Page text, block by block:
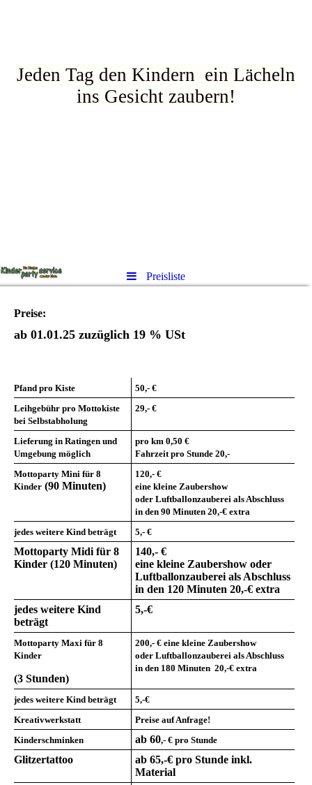
Jeden Tag den Kindern ein Lächeln
ins Gesicht zaubern!
Preisliste
Preise:
ab 01.01.25 zuzüglich 19 % USt
Pfand pro Kiste 50,- €
Leihgebühr pro Mottokiste
bei Selbstabholung
29,- €
Lieferung in Ratingen und
Umgebung möglich
pro km 0,50 €
Fahrzeit pro Stunde 20,-
Mottoparty Mini für 8
Kinder (90 Minuten)
120,- €
eine kleine Zaubershow
oder Luftballonzauberei als Abschluss
in den 90 Minuten 20,-€ extra
jedes weitere Kind beträgt
5,- €
Mottoparty Midi für 8
Kinder (120 Minuten)
140,- €
eine kleine Zaubershow oder
Luftballonzauberei als Abschluss
in den 120 Minuten 20,-€ extra
jedes weitere Kind
beträgt
5,-€
Mottoparty Maxi für 8
Kinder
(3 Stunden)
200,- € eine kleine Zaubershow
oder Luftballonzauberei als Abschluss
in den 180 Minuten 20,-€ extra
jedes weitere Kind beträgt
5,-€
Kreativwerkstatt
Preise auf Anfrage!
Kinderschminken
ab 60,- € pro Stunde
Glitzertattoo
ab 65,-€ pro Stunde inkl.
Material